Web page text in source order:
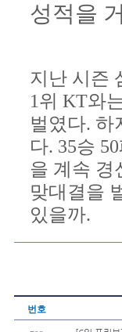
성적을
지난 시즌
1위 KT와
벌였다. 하
다. 35승
을 계속 경
맞대결을
있을까.
번호